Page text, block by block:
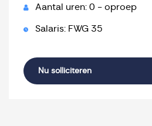
Aantal uren: 0 - oproep
Salaris: FWG 35
Nu solliciteren